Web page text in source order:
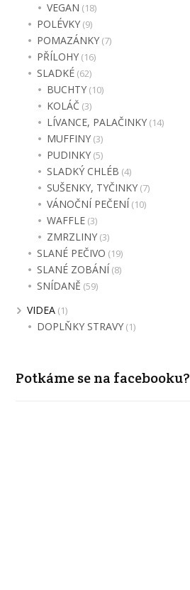
VEGAN (18)
POLÉVKY (9)
POMAZÁNKY (7)
PŘÍLOHY (16)
SLADKÉ (62)
BUCHTY (10)
KOLÁČ (3)
LÍVANCE, PALAČINKY (14)
MUFFINY (3)
PUDINKY (5)
SLADKÝ CHLÉB (4)
SUŠENKY, TYČINKY (7)
VÁNOČNÍ PEČENÍ (10)
WAFFLE (3)
ZMRZLINY (3)
SLANÉ PEČIVO (19)
SLANÉ ZOBÁNÍ (8)
SNÍDANĚ (59)
VIDEA (1)
DOPLŇKY STRAVY (1)
Potkáme se na facebooku?